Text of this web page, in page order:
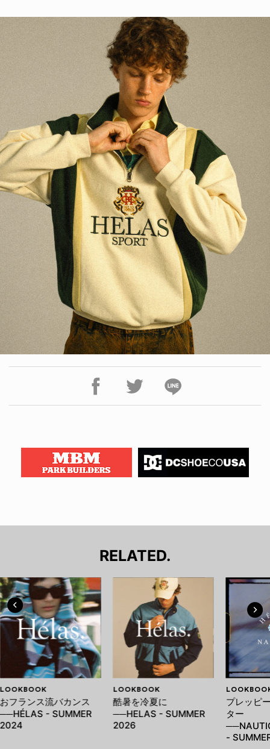
RELATED.
LOOKBOOK
おフランス流バカンス
──HÉLAS - SUMMER
2024
LOOKBOOK
酷暑を冷夏に
──HELAS - SUMMER
2026
プレッピ
ター
-